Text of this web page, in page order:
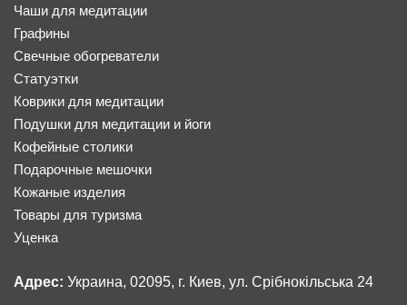
Чаши для медитации
Графины
Свечные обогреватели
Статуэтки
Коврики для медитации
Подушки для медитации и йоги
Кофейные столики
Подарочные мешочки
Кожаные изделия
Товары для туризма
Уценка
Адрес: Украина, 02095, г. Киев, ул. Срібнокільська 24